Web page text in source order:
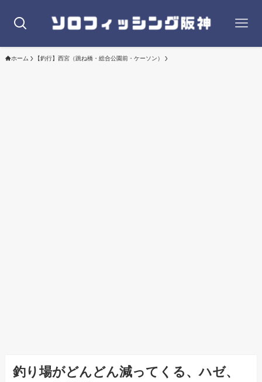
ホーム 【釣行】西宮（跳ね橋・総合公園前・ケーソン）
釣り場がどんどん減ってくる、ハゼ、